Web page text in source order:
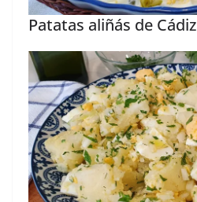
Patatas aliñás de Cádiz